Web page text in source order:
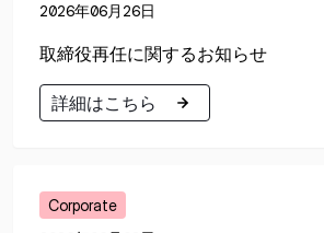
2026年06月26日
取締役再任に関するお知らせ
詳細はこちら
Corporate